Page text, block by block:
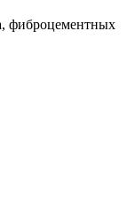
фиброцементных